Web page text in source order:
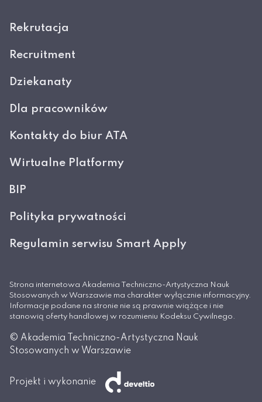
Rekrutacja
Recruitment
Dziekanaty
Dla pracowników
Kontakty do biur ATA
Wirtualne Platformy
BIP
Polityka prywatności
Regulamin serwisu Smart Apply
Strona internetowa Akademia Techniczno-Artystyczna Nauk
Stosowanych w Warszawie ma charakter wyłącznie informacyjny.
Informacje podane na stronie nie są prawnie wiążące i nie
stanowią oferty handlowej w rozumieniu Kodeksu Cywilnego.
© Akademia Techniczno-Artystyczna Nauk
Stosowanych w Warszawie
Projekt i wykonanie